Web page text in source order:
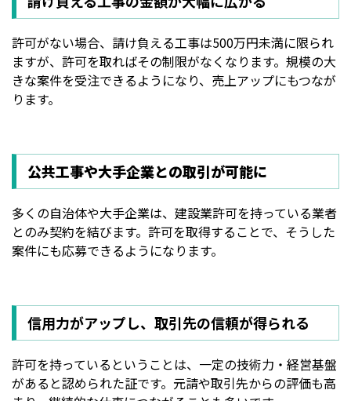
許可がない場合、請け負える工事は500万円未満に限られ
ますが、許可を取ればその制限がなくなります。規模の大
きな案件を受注できるようになり、売上アップにもつなが
ります。
公共工事や大手企業との取引が可能に
多くの自治体や大手企業は、建設業許可を持っている業者
とのみ契約を結びます。許可を取得することで、そうした
案件にも応募できるようになります。
信用力がアップし、取引先の信頼が得られる
許可を持っているということは、一定の技術力・経営基盤
があると認められた証です。元請や取引先からの評価も高